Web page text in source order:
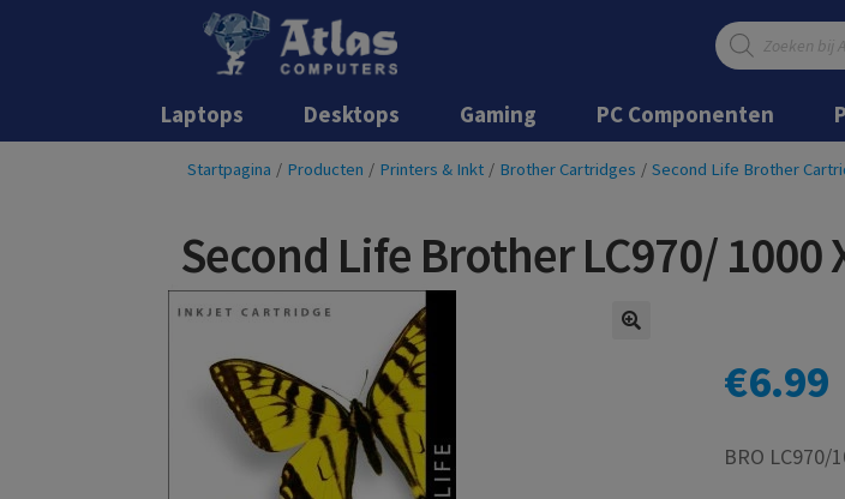
Ga
naar
Ga
Producten
zoeken
Laptops Desktops Gaming PC Componenten
Startpagina / Producten / Printers & Inkt / Brother Cartridges / Second Life Brother
Second Life Brother LC970/ 1000
€6.99
BRO LC970/